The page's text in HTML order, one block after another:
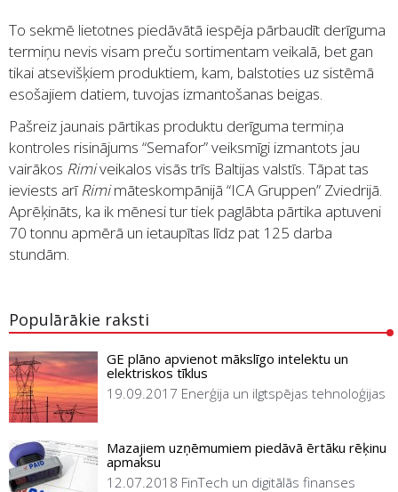
To sekmē lietotnes piedāvātā iespēja pārbaudīt derīguma
termiņu nevis visam preču sortimentam veikalā, bet gan
tikai atsevišķiem produktiem, kam, balstoties uz sistēmā
esošajiem datiem, tuvojas izmantošanas beigas.
Pašreiz jaunais pārtikas produktu derīguma termiņa
kontroles risinājums “Semafor” veiksmīgi izmantots jau
vairākos Rimiveikalos visās trīs Baltijas valstīs. Tāpat tas
ieviests arīRimimāteskompānijā “ICA Gruppen” Zviedrijā.
Aprēķināts, ka ik mēnesi tur tiek paglābta pārtika aptuveni
70 tonnu apmērā un ietaupītas līdz pat 125 darba
stundām.
Populārākie raksti
GE plāno apvienot mākslīgo intelektu un
elektriskos tīklus
19.09.2017 Enerģija un ilgtspējas tehnoloģijas
Mazajiem uzņēmumiem piedāvā ērtāku rēķinu
apmaksu
12.07.2018 FinTech un digitālās finanses